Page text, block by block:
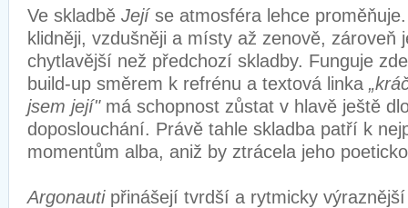
Ve skladbě Jejíse atmosféra lehce
klidněji, vzdušněji a místy až zenově, zároveň
chytlavější než předchozí skladby. Funguje
build-up směrem k refrénu a textová linka
jsem její"má schopnost zůstat v hlavě ještě
doposlouchání. Právě tahle skladba patří k
momentům alba, aniž by ztrácela jeho
Argonauti přinášejí tvrdší a rytmicky